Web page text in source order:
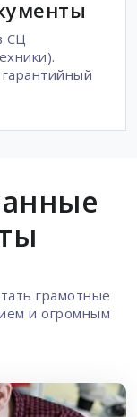
СЦ
грамотные
и огромным